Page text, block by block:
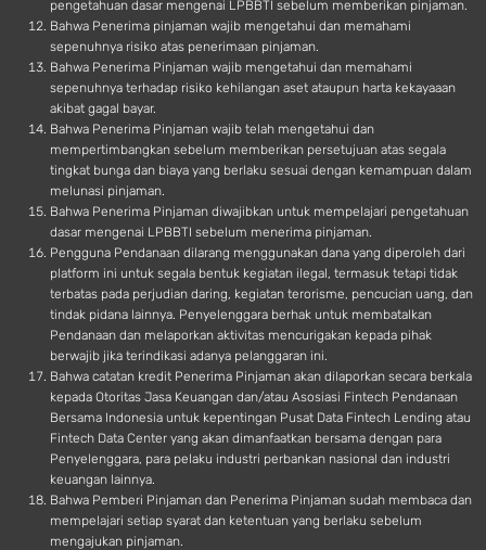
pengetahuan dasar mengenai LPBBTI sebelum memberikan pinjaman.
Bahwa Penerima pinjaman wajib mengetahui dan memahami
sepenuhnya risiko atas penerimaan pinjaman.
Bahwa Penerima Pinjaman wajib mengetahui dan memahami
sepenuhnya terhadap risiko kehilangan aset ataupun harta kekayaaan
akibat gagal bayar.
Bahwa Penerima Pinjaman wajib telah mengetahui dan
mempertimbangkan sebelum memberikan persetujuan atas segala
tingkat bunga dan biaya yang berlaku sesuai dengan kemampuan dalam
melunasi pinjaman.
Bahwa Penerima Pinjaman diwajibkan untuk mempelajari pengetahuan
dasar mengenai LPBBTI sebelum menerima pinjaman.
Pengguna Pendanaan dilarang menggunakan dana yang diperoleh dari
platform ini untuk segala bentuk kegiatan ilegal, termasuk tetapi tidak
terbatas pada perjudian daring, kegiatan terorisme, pencucian uang, dan
tindak pidana lainnya. Penyelenggara berhak untuk membatalkan
Pendanaan dan melaporkan aktivitas mencurigakan kepada pihak
berwajib jika terindikasi adanya pelanggaran ini.
Bahwa catatan kredit Penerima Pinjaman akan dilaporkan secara berkala
kepada Otoritas Jasa Keuangan dan/atau Asosiasi Fintech Pendanaan
Bersama Indonesia untuk kepentingan Pusat Data Fintech Lending atau
Fintech Data Center yang akan dimanfaatkan bersama dengan para
Penyelenggara, para pelaku industri perbankan nasional dan industri
keuangan lainnya.
Bahwa Pemberi Pinjaman dan Penerima Pinjaman sudah membaca dan
mempelajari setiap syarat dan ketentuan yang berlaku sebelum
mengajukan pinjaman.